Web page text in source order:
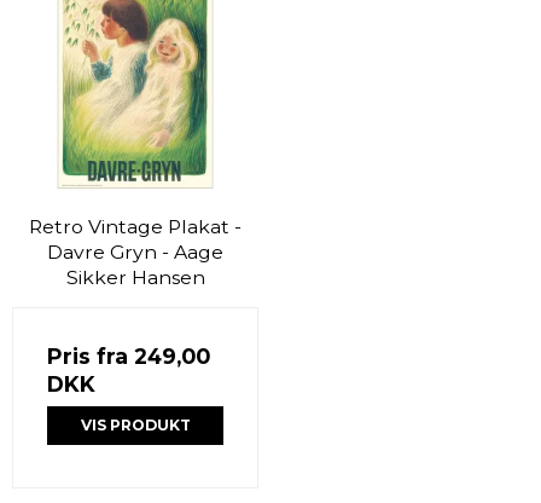
Retro Vintage Plakat -
Davre Gryn - Aage
Sikker Hansen
Pris fra 249,00
DKK
VIS PRODUKT